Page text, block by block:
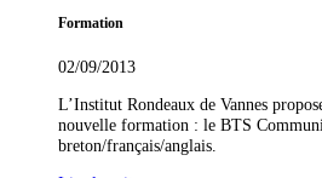
Formation
02/09/2013
L’Institut Rondeaux de Vannes
nouvelle formation : le BTS
breton/français/anglais.